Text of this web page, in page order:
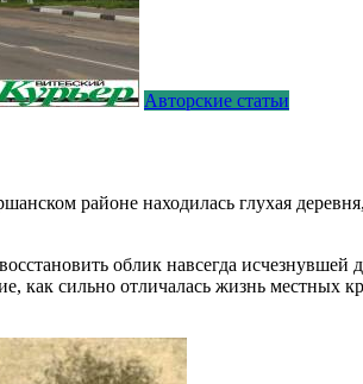
Авторские статьи
районе находилась глухая
облик навсегда исчезнувшей
как сильно отличалась жизнь местных